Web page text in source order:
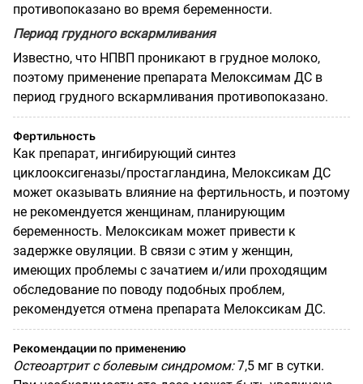
противопоказано во время беременности.
Период грудного вскармливания
Известно, что НПВП проникают в грудное молоко,
поэтому применение препарата Мелоксимам ДС в
период грудного вскармливания противопоказано.
Фертильность
Как препарат, ингибирующий синтез
циклооксигеназы/простагландина, Мелоксикам ДС
может оказывать влияние на фертильность, и поэтому
не рекомендуется женщинам, планирующим
беременность. Мелоксикам может привести к
задержке овуляции. В связи с этим у женщин,
имеющих проблемы с зачатием и/или проходящим
обследование по поводу подобных проблем,
рекомендуется отмена препарата Мелоксикам ДС.
Рекомендации по применению
Остеоартрит с болевым синдромом:7,5 мг в сутки.